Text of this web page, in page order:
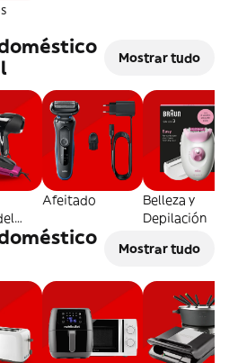
Mostrar tudo
Afeitado
Belleza y
Depilación
Mostrar tudo